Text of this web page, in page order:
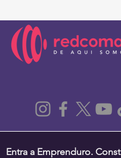
Entra a Emprenduro.